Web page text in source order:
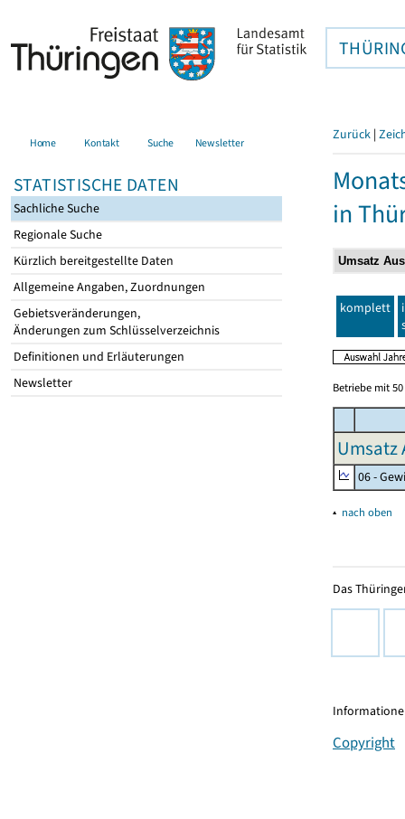
Home Kontakt Suche Newsletter
STATISTISCHE DATEN
Sachliche Suche
Regionale Suche
Kürzlich bereitgestellte Daten
Allgemeine Angaben, Zuordnungen
Gebietsveränderungen,
Änderungen zum Schlüsselverzeichnis
Definitionen und Erläuterungen
Newsletter
Zurück |
in
komplett
Betriebe mit
Umsatz
06 -
▴ nach oben
Das
Copyright